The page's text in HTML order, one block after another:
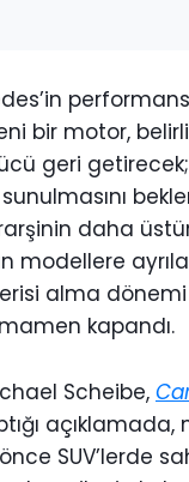
bir motor,
geri
daha
modellere
alma
kapandı.
Scheibe,
açıklamada,
SUV’lerde